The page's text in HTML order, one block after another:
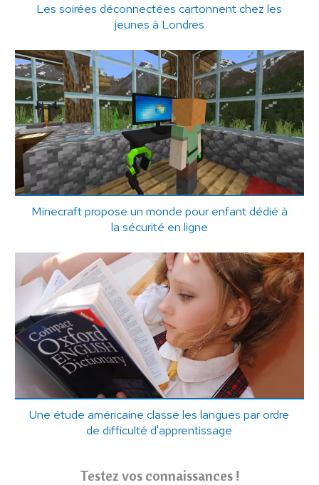
Les soirées déconnectées cartonnent chez les
jeunes à Londres
Minecraft propose un monde pour enfant dédié à
la sécurité en ligne
Une étude américaine classe les langues par ordre
de difficulté d'apprentissage
Testez vos connaissances !